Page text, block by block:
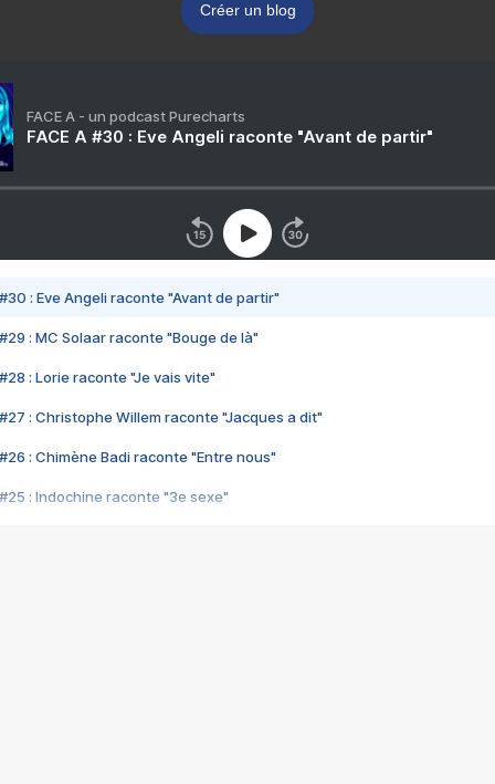
Créer un blog
FACE A - un podcast Purecharts
FACE A #30 : Eve Angeli raconte "Avant de partir"
#30 : Eve Angeli raconte "Avant de partir"
#29 : MC Solaar raconte "Bouge de là"
#28 : Lorie raconte "Je vais vite"
#27 : Christophe Willem raconte "Jacques a dit"
#26 : Chimène Badi raconte "Entre nous"
#25 : Indochine raconte "3e sexe"